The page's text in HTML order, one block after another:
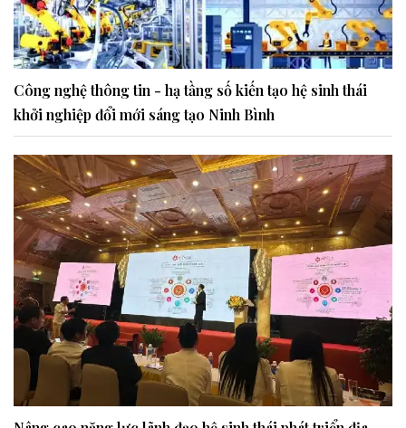
Công nghệ thông tin - hạ tầng số kiến tạo hệ sinh thái
khởi nghiệp đổi mới sáng tạo Ninh Bình